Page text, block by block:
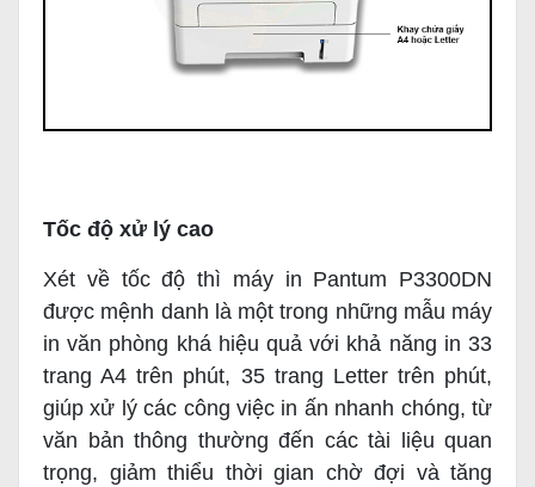
Tốc độ xử lý cao
Xét về tốc độ thì máy in Pantum P3300DN
được mệnh danh là một trong những mẫu máy
in văn phòng khá hiệu quả với khả năng in 33
trang A4 trên phút, 35 trang Letter trên phút,
giúp xử lý các công việc in ấn nhanh chóng, từ
văn bản thông thường đến các tài liệu quan
trọng, giảm thiểu thời gian chờ đợi và tăng